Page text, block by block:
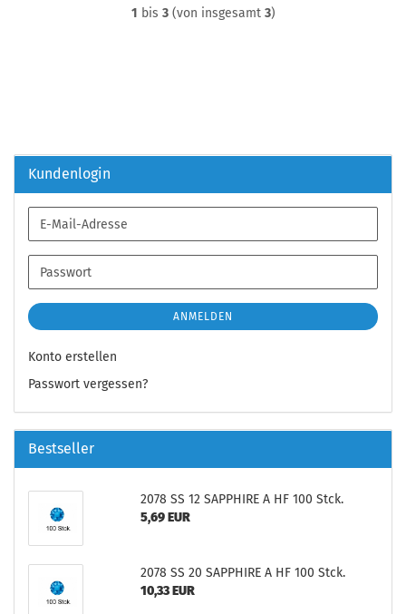
1 bis 3(von insgesamt 3)
Kundenlogin
E-
Mail-
Adresse
Passwort
ANMELDEN
Konto erstellen
Passwort vergessen?
Bestseller
2078 SS 12 SAPPHIRE A HF 100 Stck.
5,69 EUR
2078 SS 20 SAPPHIRE A HF 100 Stck.
10,33 EUR